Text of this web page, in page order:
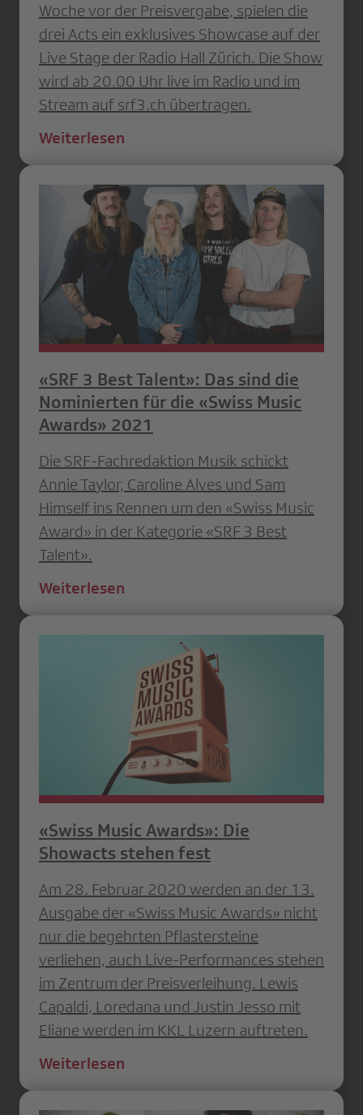
Woche vor der Preisvergabe, spielen die
drei Acts ein exklusives Showcase auf der
Live Stage der Radio Hall Zürich. Die Show
wird ab 20.00 Uhr live im Radio und im
Stream auf srf3.ch übertragen.
Weiterlesen
«SRF 3 Best Talent»: Das sind die
Nominierten für die «Swiss Music
Awards» 2021
Die SRF-Fachredaktion Musik schickt
Annie Taylor, Caroline Alves und Sam
Himself ins Rennen um den «Swiss Music
Award» in der Kategorie «SRF 3 Best
Talent».
Weiterlesen
«Swiss Music Awards»: Die
Showacts stehen fest
Am 28. Februar 2020 werden an der 13.
Ausgabe der «Swiss Music Awards» nicht
nur die begehrten Pflastersteine
verliehen, auch Live-Performances stehen
im Zentrum der Preisverleihung. Lewis
Capaldi, Loredana und Justin Jesso mit
Eliane werden im KKL Luzern auftreten.
Weiterlesen